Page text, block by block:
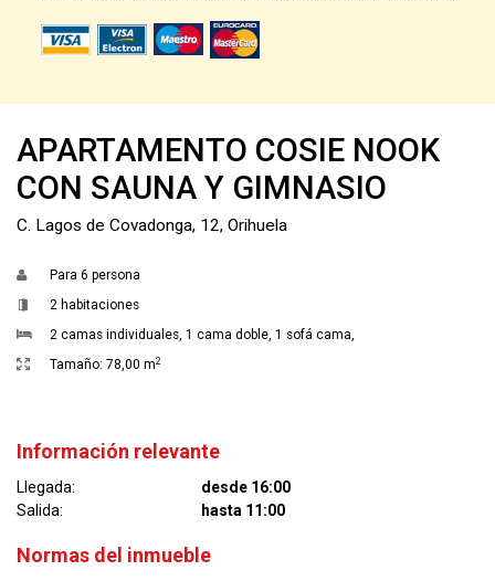
APARTAMENTO COSIE NOOK
CON SAUNA Y GIMNASIO
C. Lagos de Covadonga, 12, Orihuela
Para 6 persona
2 habitaciones
2 camas individuales, 1 cama doble, 1 sofá cama,
Tamaño: 78,00 m2
Información relevante
Llegada:
desde 16:00
Salida:
hasta 11:00
Normas del inmueble